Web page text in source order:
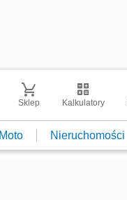
Sklep Kalkulatory
Moto Nieruchomości